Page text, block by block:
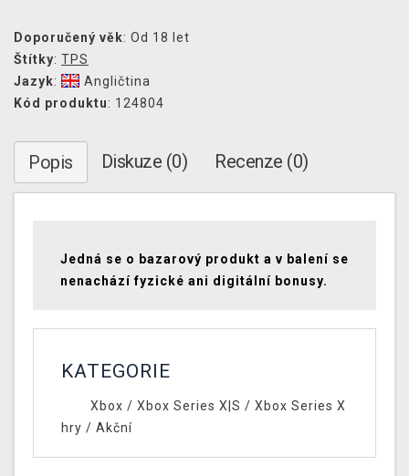
Doporučený věk: Od 18 let
Štítky: TPS
Jazyk:
Angličtina
Kód produktu: 124804
Popis Diskuze (0) Recenze (0)
Jedná se o bazarový produkt a v balení se
nenachází fyzické ani digitální bonusy.
KATEGORIE
Xbox / Xbox Series X|S / Xbox Series X
hry / Akční